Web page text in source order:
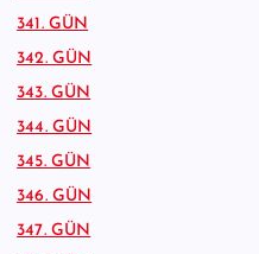
341. GÜN
342. GÜN
343. GÜN
344. GÜN
345. GÜN
346. GÜN
347. GÜN